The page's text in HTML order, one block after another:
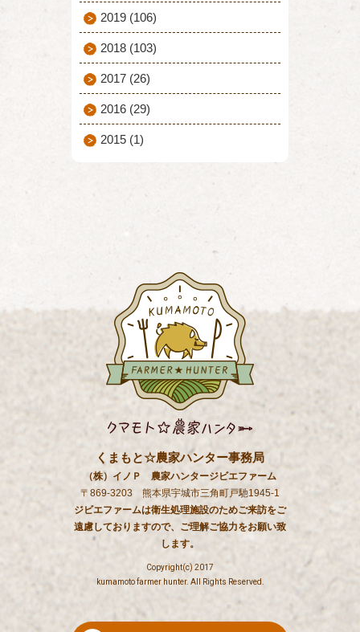
2019 (106)
2018 (103)
2017 (26)
2016 (29)
2015 (1)
くまもと☆農家ハンター事務局
（株）イノＰ 農家ハンタージビエファーム
〒869-3203 熊本県宇城市三角町戸馳1945-1
ジビエファームは衛生処理施設のためご来訪をご
遠慮しておりますので、ご理解ご協力をお願い致
します。
Copyright(c) 2017
kumamoto farmer hunter. All Rights Reserved.